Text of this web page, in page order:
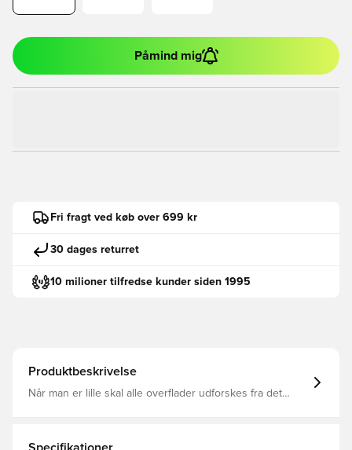
Påmind mig
Fri fragt ved køb over 699 kr
30 dages returret
10 milioner tilfredse kunder siden 1995
Produktbeskrivelse
Når man er lille skal alle overflader udforskes fra det
sorte mærker, hvilket er godt nyt, hvis din lille guldklump